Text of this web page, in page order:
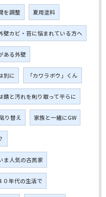
を調整 夏用塗料
壁カビ・苔に悩まれている方へ
ある外壁
別に 「カワラボウ」くん
錆と汚れを削り取って平らに
り替え 家族と一緒にGW
ま人気の古民家
０年代の生活で